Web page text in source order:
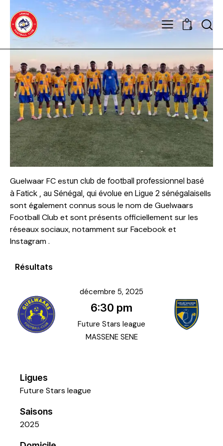
0
Guelwaar FC estun club de football professionnel basé
à Fatick , au Sénégal, qui évolue en Ligue 2 sénégalaiseIls
sont également connus sous le nom de Guelwaars
Football Club et sont présents officiellement sur les
réseaux sociaux, notamment sur Facebook et
Instagram.
Résultats
décembre 5, 2025
6:30 pm
Future Stars league
MASSENE SENE
Ligues
Future Stars league
Saisons
2025